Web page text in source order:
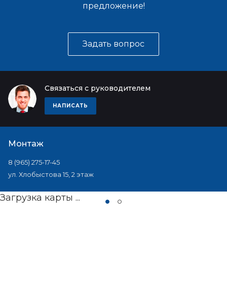
предложение!
Задать вопрос
Связаться с руководителем
НАПИСАТЬ
Монтаж
8 (965) 275-17-45
ул. Хлобыстова 15, 2 этаж
Загрузка карты ...